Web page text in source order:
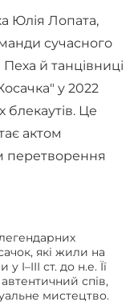
Юлія Лопата,
сучасного
й танцівниці
у 2022
блекаутів. Це
актом
перетворення
які жили на
у I–III ст. до н.е. Її
спів,
мистецтво.